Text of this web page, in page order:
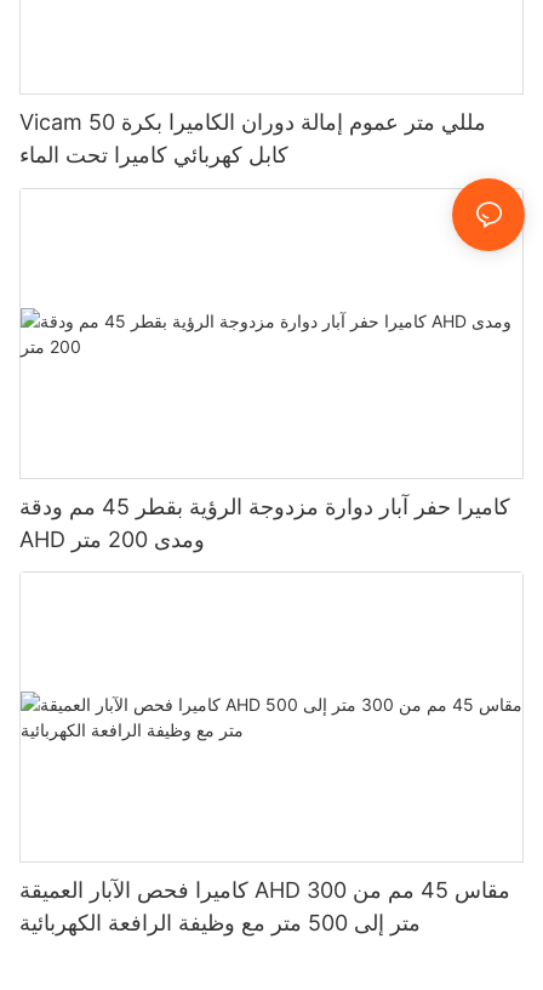
Vicam 50 مللي متر عموم إمالة دوران الكاميرا بكرة
كابل كهربائي كاميرا تحت الماء
كاميرا حفر آبار دوارة مزدوجة الرؤية بقطر 45 مم ودقة
AHD ومدى 200 متر
كاميرا فحص الآبار العميقة AHD مقاس 45 مم من 300
متر إلى 500 متر مع وظيفة الرافعة الكهربائية